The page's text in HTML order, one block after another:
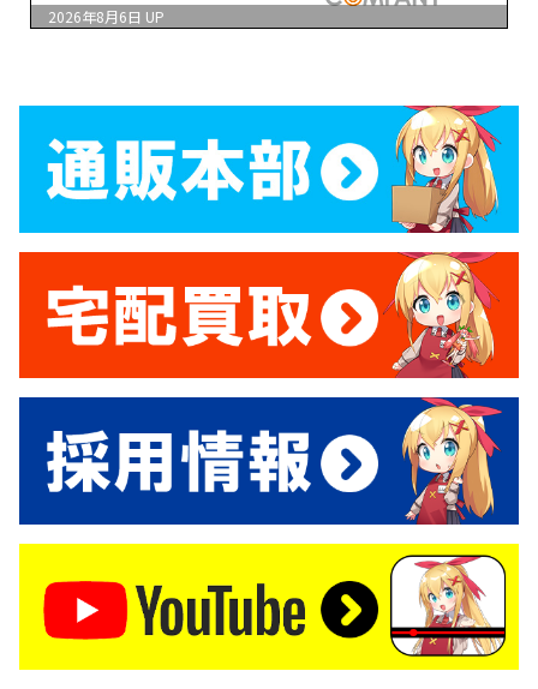
2026年8月6日 UP